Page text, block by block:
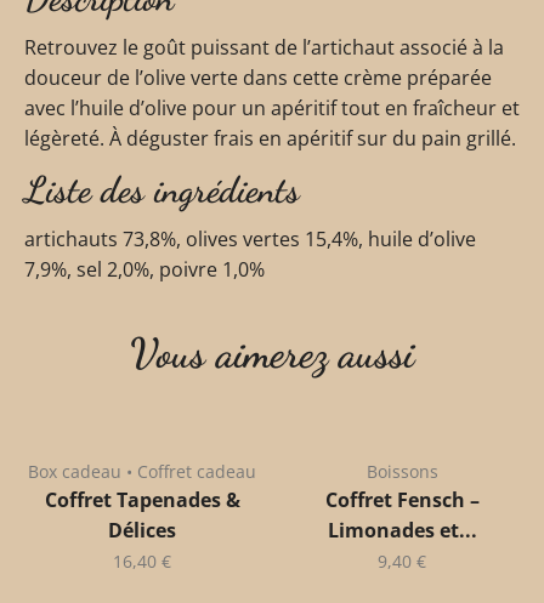
Retrouvez le goût puissant de l’artichaut associé à la
douceur de l’olive verte dans cette crème préparée
avec l’huile d’olive pour un apéritif tout en fraîcheur et
légèreté. À déguster frais en apéritif sur du pain grillé.
Liste des ingrédients
artichauts 73,8%, olives vertes 15,4%, huile d’olive
7,9%, sel 2,0%, poivre 1,0%
Vous aimerez aussi
Box cadeau • Coffret cadeau
Coffret Tapenades &
Délices
16,40 €
Boissons
Coffret Fensch –
Limonades et...
9,40 €